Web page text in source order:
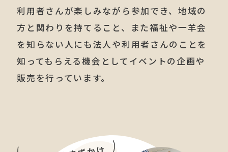
利用者さんが楽しみながら参加でき、地域の
方と関わりを持てること、
また福祉や一羊会
を知らない人にも法人や利用者さんのことを
知ってもらえる機会としてイベントの企画や
販売を行っています。